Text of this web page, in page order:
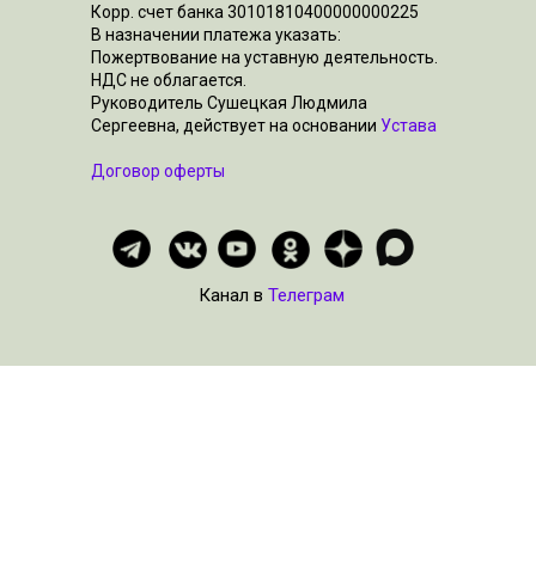
Корр. счет банка 30101810400000000225
В назначении платежа указать:
Пожертвование на уставную деятельность.
НДС не облагается.
Руководитель Сушецкая Людмила
Сергеевна, действует на основании Устава
Договор оферты
Канал в Телеграм